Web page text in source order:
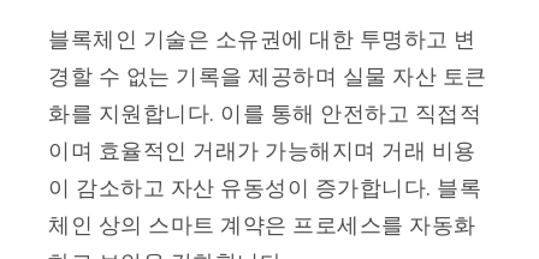
블록체인 기술은 소유권에 대한 투명하고 변
경할 수 없는 기록을 제공하며 실물 자산 토큰
화를 지원합니다. 이를 통해 안전하고 직접적
이며 효율적인 거래가 가능해지며 거래 비용
이 감소하고 자산 유동성이 증가합니다. 블록
체인 상의 스마트 계약은 프로세스를 자동화